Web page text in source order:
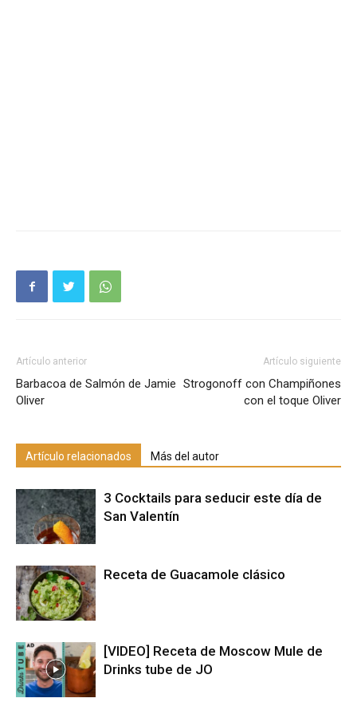
Artículo anterior
Barbacoa de Salmón de Jamie
Oliver
Artículo siguiente
Strogonoff con Champiñones
con el toque Oliver
Artículo relacionados Más del autor
3 Cocktails para seducir este día de
San Valentín
Receta de Guacamole clásico
[VIDEO] Receta de Moscow Mule de
Drinks tube de JO